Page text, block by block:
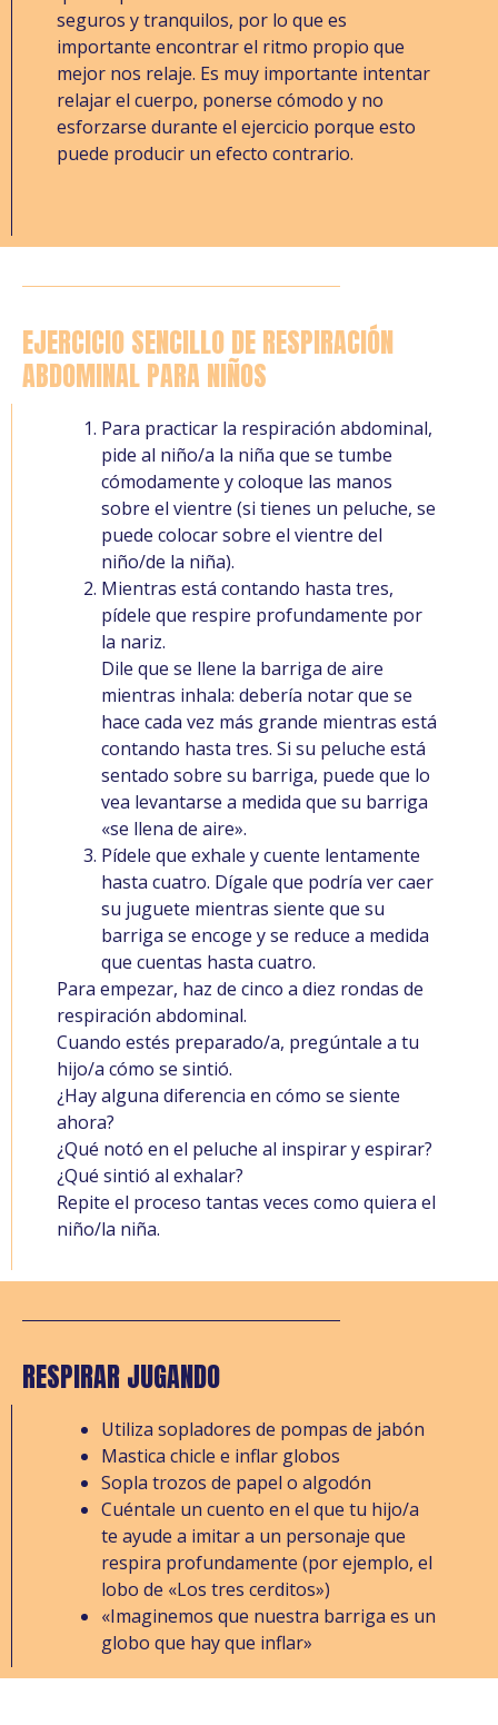
seguros y tranquilos, por lo que es
importante encontrar el ritmo propio que
mejor nos relaje. Es muy importante intentar
relajar el cuerpo, ponerse cómodo y no
esforzarse durante el ejercicio porque esto
puede producir un efecto contrario.
EJERCICIO SENCILLO DE RESPIRACIÓN
ABDOMINAL PARA NIÑOS
Para practicar la respiración abdominal,
pide al niño/a la niña que se tumbe
cómodamente y coloque las manos
sobre el vientre (si tienes un peluche, se
puede colocar sobre el vientre del
niño/de la niña).
Mientras está contando hasta tres,
pídele que respire profundamente por
la nariz.
Dile que se llene la barriga de aire
mientras inhala: debería notar que se
hace cada vez más grande mientras está
contando hasta tres. Si su peluche está
sentado sobre su barriga, puede que lo
vea levantarse a medida que su barriga
«se llena de aire».
Pídele que exhale y cuente lentamente
hasta cuatro. Dígale que podría ver caer
su juguete mientras siente que su
barriga se encoge y se reduce a medida
que cuentas hasta cuatro.
Para empezar, haz de cinco a diez rondas de
respiración abdominal.
Cuando estés preparado/a, pregúntale a tu
hijo/a cómo se sintió.
¿Hay alguna diferencia en cómo se siente
ahora?
¿Qué notó en el peluche al inspirar y espirar?
¿Qué sintió al exhalar?
Repite el proceso tantas veces como quiera el
niño/la niña.
RESPIRAR JUGANDO
Utiliza sopladores de pompas de jabón
Mastica chicle e inflar globos
Sopla trozos de papel o algodón
Cuéntale un cuento en el que tu hijo/a
te ayude a imitar a un personaje que
respira profundamente (por ejemplo, el
lobo de «Los tres cerditos»)
«Imaginemos que nuestra barriga es un
globo que hay que inflar»